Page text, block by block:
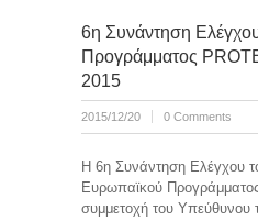
6η Συνάντηση
Προγράμματος
2015
2015/12/20 0 Comments
Η 6η Συνάντηση Ελέγχου
Ευρωπαϊκού
συμμετοχή του Υπεύθυνου